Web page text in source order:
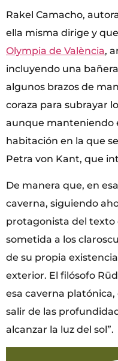
Rakel Camacho,
ella misma dirige y
Olympia de València,
incluyendo una
algunos brazos de
coraza para subrayar
aunque manteniendo
habitación en la que
Petra von Kant, que
De manera que, en
caverna, siguiendo
protagonista del texto
sometida a los
de su propia
exterior. El filósofo
esa caverna platónica,
salir de las
alcanzar la luz del sol”.